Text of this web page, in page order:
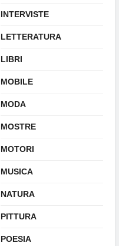
INTERVISTE
LETTERATURA
LIBRI
MOBILE
MODA
MOSTRE
MOTORI
MUSICA
NATURA
PITTURA
POESIA